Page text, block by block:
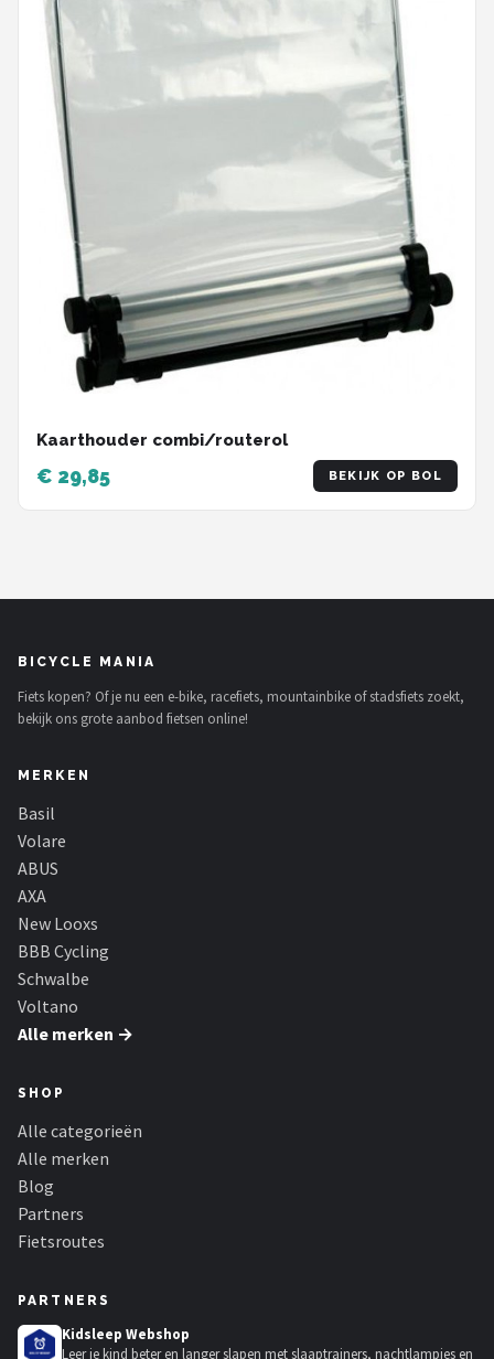
Kaarthouder combi/routerol
€ 29,85 BEKIJK OP BOL
BICYCLE MANIA
Fiets kopen? Of je nu een e-bike, racefiets, mountainbike of stadsfiets zoekt,
bekijk ons grote aanbod fietsen online!
MERKEN
Basil
Volare
ABUS
AXA
New Looxs
BBB Cycling
Schwalbe
Voltano
Alle merken →
SHOP
Alle categorieën
Alle merken
Blog
Partners
Fietsroutes
PARTNERS
Kidsleep Webshop
Leer je kind beter en langer slapen met slaaptrainers, nachtlampjes en